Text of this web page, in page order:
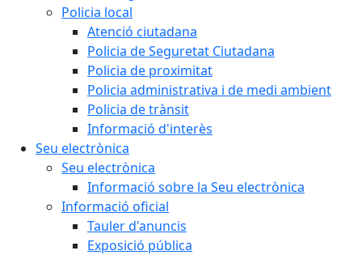
Policia local
Atenció ciutadana
Policia de Seguretat Ciutadana
Policia de proximitat
Policia administrativa i de medi ambient
Policia de trànsit
Informació d'interès
Seu electrònica
Seu electrònica
Informació sobre la Seu electrònica
Informació oficial
Tauler d'anuncis
Exposició pública